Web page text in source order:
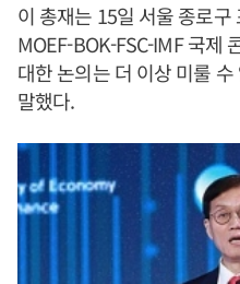
이 총재는 15일 서울 종로구
MOEF-BOK-FSC-IMF 국제
대한 논의는 더 이상 미룰
말했다.